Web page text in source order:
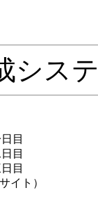
シス
目
目
目
イト）